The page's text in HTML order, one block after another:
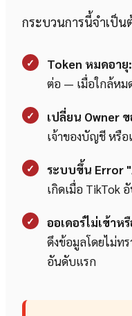
กระบวนการนี้จำเป็
✓ Token หมดอายุ:
ต่อ — เมื่อใกล้หม
✓ เปลี่ยน Owner
เจ้าของบัญชี หรือ
✓ ระบบขึ้น Error
เกิดเมื่อ TikTok
✓ ออเดอร์ไม่เข้าห
ดึงข้อมูลโดยไม่ท
อันดับแรก